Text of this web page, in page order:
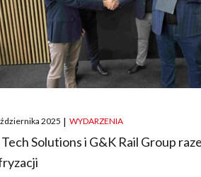
2025 | WYDARZENIA
Tech Solutions i G&K Rail Group